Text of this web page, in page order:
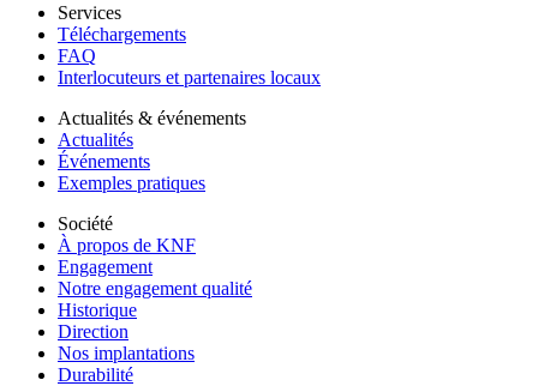
Services
Téléchargements
FAQ
Interlocuteurs et partenaires locaux
Actualités & événements
Actualités
Événements
Exemples pratiques
Société
À propos de KNF
Engagement
Notre engagement qualité
Historique
Direction
Nos implantations
Durabilité